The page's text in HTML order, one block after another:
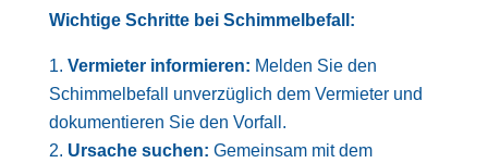
Wichtige Schritte bei Schimmelbefall:
Vermieter informieren: Melden Sie den
Schimmelbefall unverzüglich dem Vermieter und
dokumentieren Sie den Vorfall.
Ursache suchen: Gemeinsam mit dem